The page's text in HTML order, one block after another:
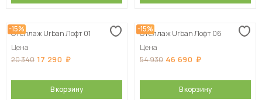
-15%
Стеллаж Urban Лофт 01
Цена
20 340 17 290
В корзину
-15%
Стеллаж Urban Лофт 06
Цена
54 930 46 690
В корзину